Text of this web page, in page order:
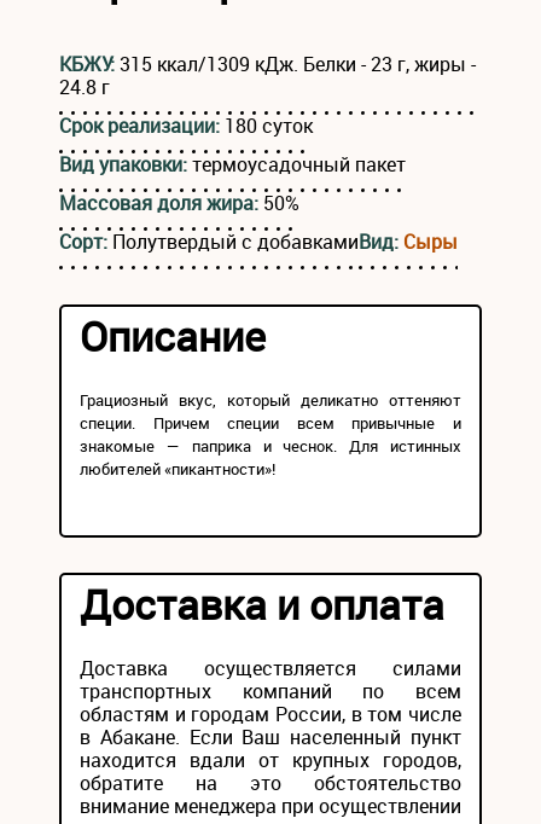
КБЖУ:315 ккал/1309 кДж. Белки - 23 г, жиры -
24.8 г
Срок реализации: 180 суток
Вид упаковки:термоусадочный пакет
Массовая доля жира: 50%
Сорт: Полутвердый с добавкамиВид: Сыры
Описание
Грациозный вкус, который деликатно оттеняют
специи. Причем специи всем привычные и
знакомые — паприка и чеснок. Для истинных
любителей «пикантности»!
Доставка и оплата
Доставка осуществляется силами
транспортных компаний по всем
областям и городам России, в том числе
в Абакане. Если Ваш населенный пункт
находится вдали от крупных городов,
обратите на это обстоятельство
внимание менеджера при осуществлении